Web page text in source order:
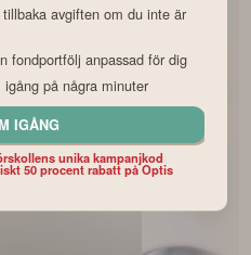
tillbaka avgiften om du inte är
fondportfölj anpassad för dig
på några minuter
IGÅNG
unika kampanjkod
50 procent rabatt på Optis